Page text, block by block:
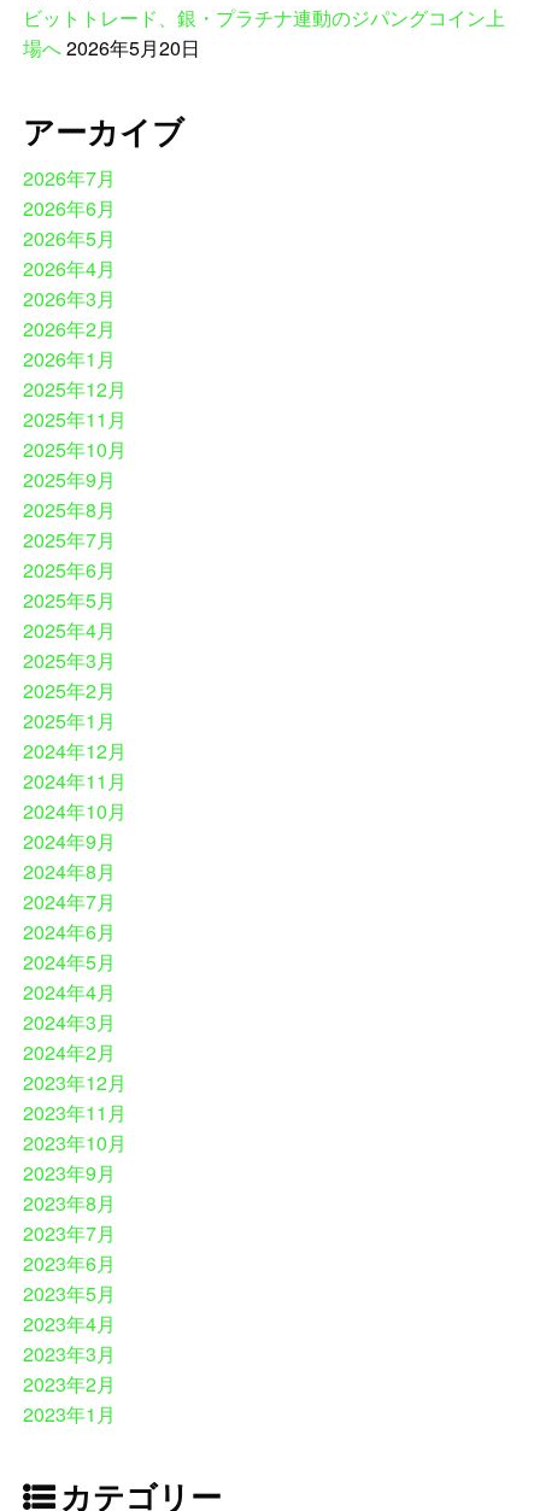
ビットトレード、銀・プラチナ連動のジパングコイン上
場へ2026年5月20日
アーカイブ
2026年7月
2026年6月
2026年5月
2026年4月
2026年3月
2026年2月
2026年1月
2025年12月
2025年11月
2025年10月
2025年9月
2025年8月
2025年7月
2025年6月
2025年5月
2025年4月
2025年3月
2025年2月
2025年1月
2024年12月
2024年11月
2024年10月
2024年9月
2024年8月
2024年7月
2024年6月
2024年5月
2024年4月
2024年3月
2024年2月
2023年12月
2023年11月
2023年10月
2023年9月
2023年8月
2023年7月
2023年6月
2023年5月
2023年4月
2023年3月
2023年2月
2023年1月
カテゴリー